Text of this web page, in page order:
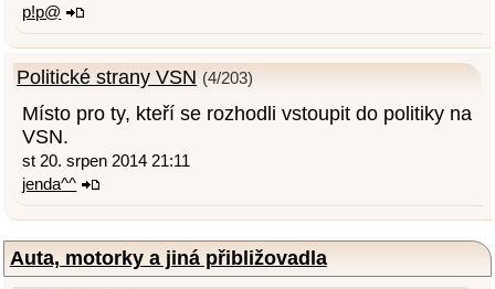
p!p@
Politické strany VSN (4/203)
Místo pro ty, kteří se rozhodli vstoupit do politiky na
VSN.
st 20. srpen 2014 21:11
jenda^^
Auta, motorky a jiná přibližovadla